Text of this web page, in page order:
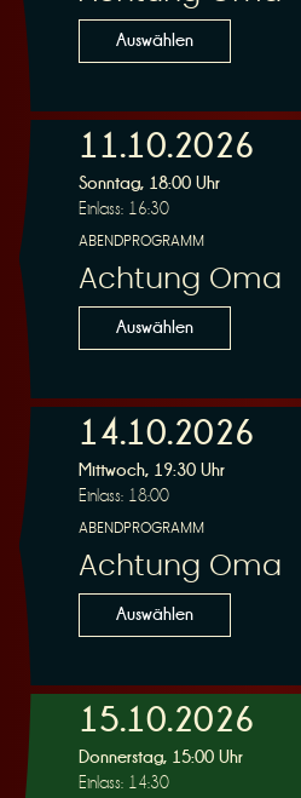
n
g
Auswählen
11.10.2026
Sonntag, 18:00 Uhr
Einlass: 16:30
ABENDPROGRAMM
Achtung Oma
Auswählen
14.10.2026
Mittwoch, 19:30 Uhr
Einlass: 18:00
ABENDPROGRAMM
Achtung Oma
Auswählen
15.10.2026
Donnerstag, 15:00 Uhr
Einlass: 14:30